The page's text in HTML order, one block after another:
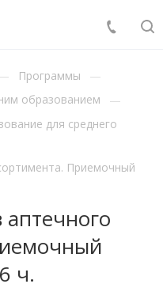
Программы
образованием
для среднего
Приемочный
ч.